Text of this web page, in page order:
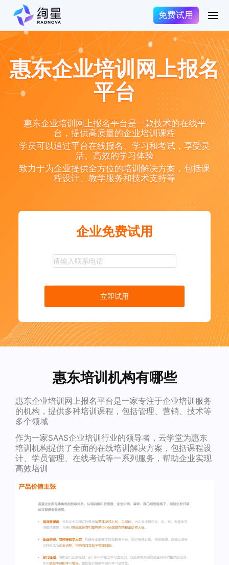
免费试用
惠东企业培训网上报名
平台
惠东企业培训网上报名平台是一款技术的在线平
台，提供高质量的企业培训课程
学员可以通过平台在线报名、学习和考试，享受灵
活、高效的学习体验
致力于为企业提供全方位的培训解决方案，包括课
程设计、教学服务和技术支持等
企业免费试用
立即试用
惠东培训机构有哪些
惠东企业培训网上报名平台是一家专注于企业培训服务
的机构，提供多种培训课程，包括管理、营销、技术等
多个领域
作为一家SAAS企业培训行业的领导者，云学堂为惠东
培训机构提供了全面的在线培训解决方案，包括课程设
计、学员管理、在线考试等一系列服务，帮助企业实现
高效培训